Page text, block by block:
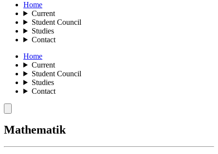
Home
Current
Student Council
Studies
Contact
Home
Current
Student Council
Studies
Contact
Mathematik